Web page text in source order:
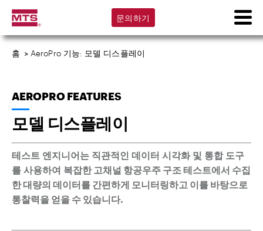
문의하기
홈 > AeroPro 기능: 모델 디스플레이
AEROPRO FEATURES
모델 디스플레이
테스트 엔지니어는 직관적인 데이터 시각화 및 통합 도구
를 사용하여 복잡한 고채널 항공우주 구조 테스트에서 수집
한 대량의 데이터를 간편하게 모니터링하고 이를 바탕으로
통찰력을 얻을 수 있습니다.